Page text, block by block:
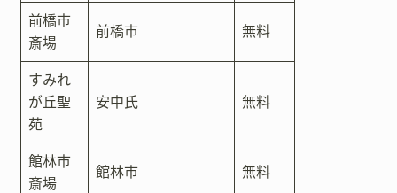
前橋市
斎場
前橋市 無料
すみれ
が丘聖
苑
安中氏 無料
館林市
斎場
館林市 無料